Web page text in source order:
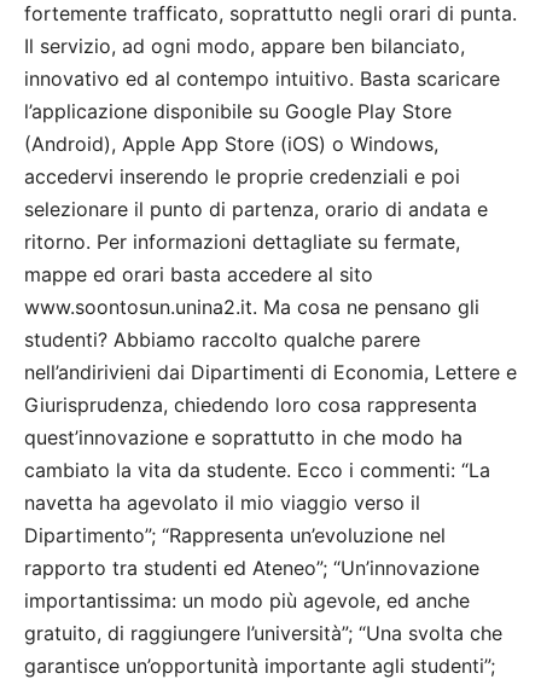
fortemente trafficato, soprattutto negli orari di punta.
Il servizio, ad ogni modo, appare ben bilanciato,
innovativo ed al contempo intuitivo. Basta scaricare
l’applicazione disponibile su Google Play Store
(Android), Apple App Store (iOS) o Windows,
accedervi inserendo le proprie credenziali e poi
selezionare il punto di partenza, orario di andata e
ritorno. Per informazioni dettagliate su fermate,
mappe ed orari basta accedere al sito
www.soontosun.unina2.it. Ma cosa ne pensano gli
studenti? Abbiamo raccolto qualche parere
nell’andirivieni dai Dipartimenti di Economia, Lettere e
Giurisprudenza, chiedendo loro cosa rappresenta
quest’innovazione e soprattutto in che modo ha
cambiato la vita da studente. Ecco i commenti: “La
navetta ha agevolato il mio viaggio verso il
Dipartimento”; “Rappresenta un’evoluzione nel
rapporto tra studenti ed Ateneo”; “Un’innovazione
importantissima: un modo più agevole, ed anche
gratuito, di raggiungere l’università”; “Una svolta che
garantisce un’opportunità importante agli studenti”;